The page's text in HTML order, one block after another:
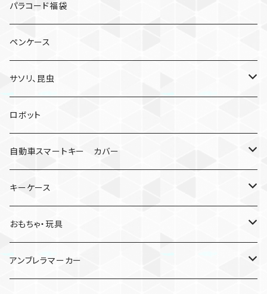
パラコード福袋
ペンケース
サソリ、昆虫
サソリ
クモ
ロボット
自動車スマートキー カバー
日産
キーケース
MDF材
おもちゃ・玩具
けん玉
アンブレラマーカー